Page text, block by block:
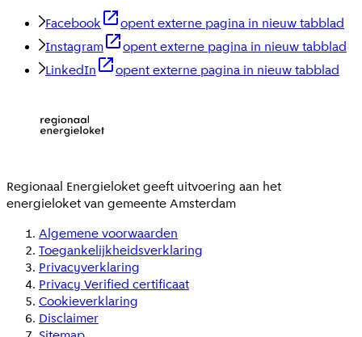
Facebook
opent externe pagina in nieuw tabblad
Instagram
opent externe pagina in nieuw tabblad
LinkedIn
opent externe pagina in nieuw tabblad
Regionaal Energieloketgeeft uitvoering aan het
energieloket van gemeenteAmsterdam
Algemene voorwaarden
Toegankelijkheidsverklaring
Privacyverklaring
Privacy Verified certificaat
Cookieverklaring
Disclaimer